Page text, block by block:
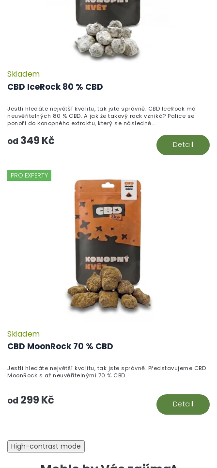
CBD IceRock 80 % CBD
Skladem
od 349 Kč Detail
Jestli hledáte největší kvalitu, tak jste správně. CBD IceRock má
neuvěřitelných 80 % CBD. A jak že takový rock vzniká? Palice se
ponoří do konopného extraktu, který se následně...
PRO EXPERTY
CBD MoonRock 70 % CBD
Skladem
od 299 Kč Detail
Jestli hledáte největší kvalitu, tak jste správně. Představujeme CBD
MoonRock s až neuvěřitelnými 70 % CBD.
High-contrast mode